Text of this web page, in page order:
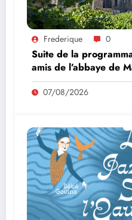
Frederique 0
Suite de la
amis de l’abbaye de
07/08/2026